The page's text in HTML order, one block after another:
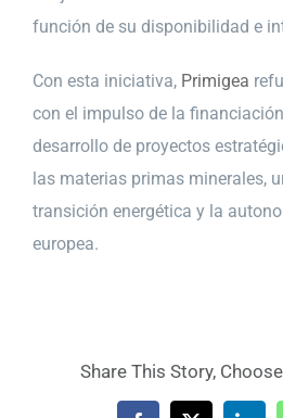
función de su disponibilidad e
Con esta iniciativa, Primigea
con el impulso de la
desarrollo de proyectos
las materias primas minerales,
transición energética y la
europea.
Share This Story,